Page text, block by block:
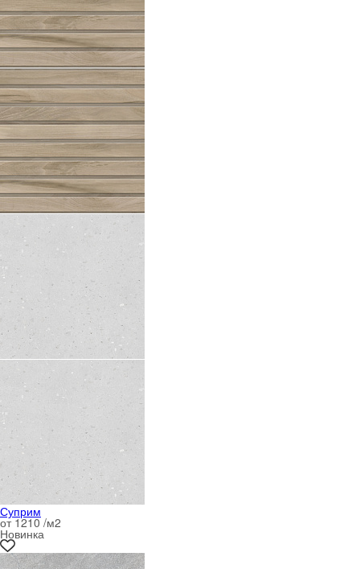
Суприм
от 1210 /м2
Новинка